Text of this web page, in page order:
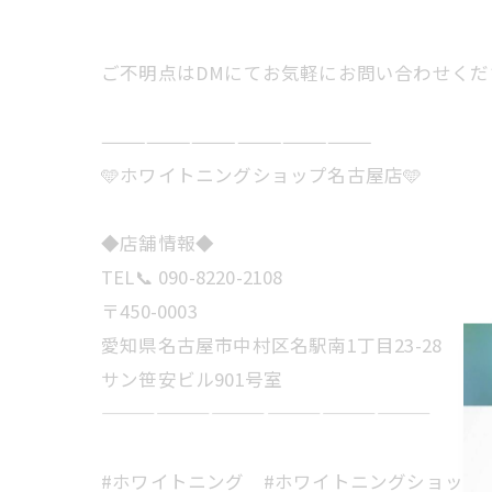
ご不明点はDMにてお気軽にお問い合わせく
——————————————————
🩵ホワイトニングショップ名古屋店🩵
◆店舗情報◆
TEL📞 090-8220-2108
〒450-0003
愛知県名古屋市中村区名駅南1丁目23-28
サン笹安ビル901号室
——————————————————
#ホワイトニング #ホワイトニングショップ